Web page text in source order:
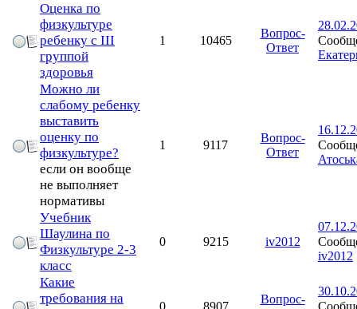
Оценка по
физкультуре
ребенку с III
группой
здоровья
1 10465
Вопрос-
Ответ
Можно ли
слабому ребенку
выставить
оценку по
физкультуре?
если он вообще
не выполняет
нормативы
1 9117
Вопрос-
Ответ
Учебник
Шаулина по
Физкультуре 2-3
класс
0 9215 iv2012
iv2012
Какие
требования на
0 8907
Вопрос-